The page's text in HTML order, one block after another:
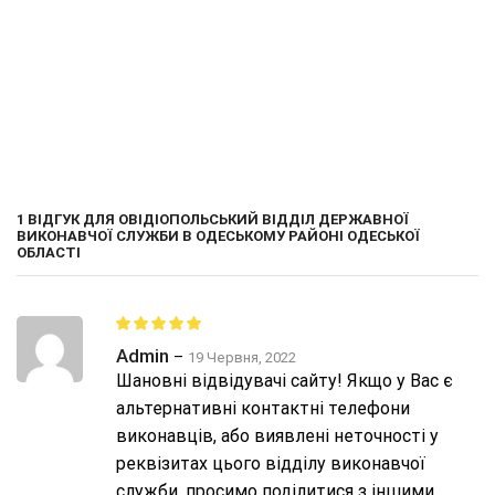
1 ВІДГУК ДЛЯ ОВІДІОПОЛЬСЬКИЙ ВІДДІЛ ДЕРЖАВНОЇ
ВИКОНАВЧОЇ СЛУЖБИ В ОДЕСЬКОМУ РАЙОНІ ОДЕСЬКОЇ
ОБЛАСТІ
Admin – 19 Червня, 2022
Шановні відвідувачі сайту! Якщо у Вас є
альтернативні контактні телефони
виконавців, або виявлені неточності у
реквізитах цього відділу виконавчої